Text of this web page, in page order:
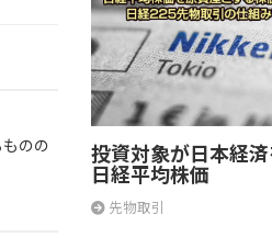
のの
投資対象が日本経
日経平均株価
先物取引